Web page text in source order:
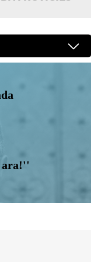
ara!''